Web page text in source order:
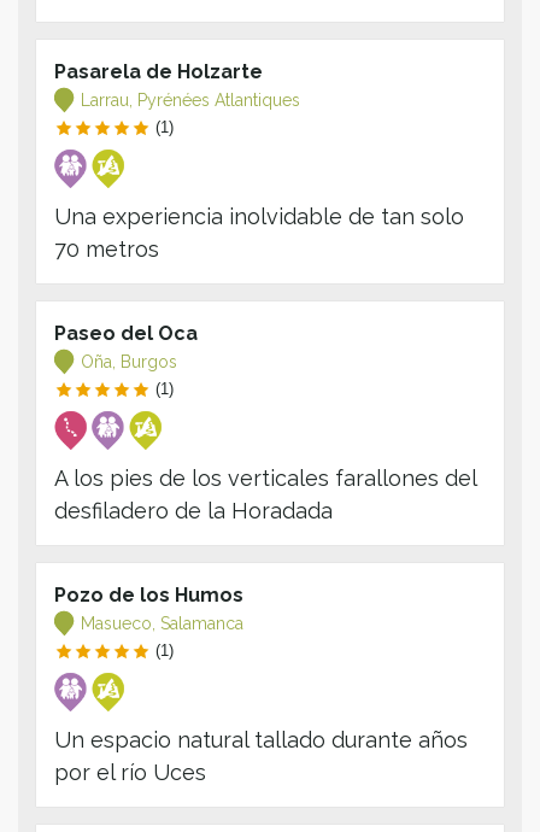
Pasarela de Holzarte
Larrau, Pyrénées Atlantiques
(1)
Una experiencia inolvidable de tan solo
70 metros
Paseo del Oca
Oña, Burgos
(1)
A los pies de los verticales farallones del
desfiladero de la Horadada
Pozo de los Humos
Masueco, Salamanca
(1)
Un espacio natural tallado durante años
por el río Uces